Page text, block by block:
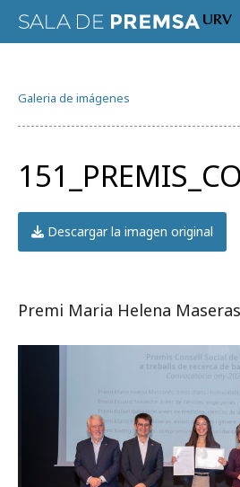
GALERÍA DE IMÁGENES
AGENDA URV
Prueba la búsqueda
Suscríbete a los boletines
ESPAÑOL CATALÀ
Galeria de imágenes
Descargar la imagen original
Premi Maria Helena